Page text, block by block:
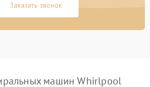
Заказать звонок
машин Whirlpool